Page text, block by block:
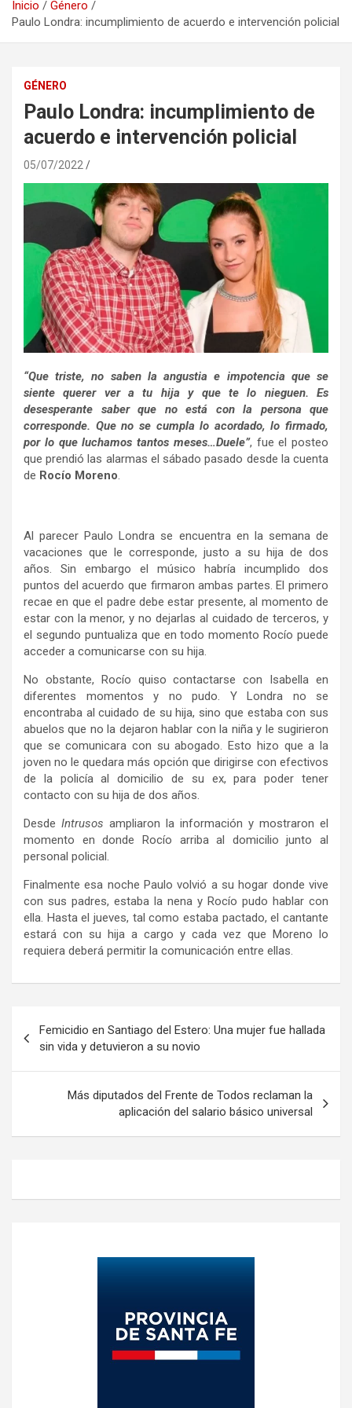
Inicio
Género
Paulo Londra: incumplimiento de acuerdo e intervención policial
GÉNERO
Paulo Londra: incumplimiento de
acuerdo e intervención policial
05/07/2022
“Que triste, no saben la angustia e impotencia que se
siente querer ver a tu hija y que te lo nieguen. Es
desesperante saber que no está con la persona que
corresponde. Que no se cumpla lo acordado, lo firmado,
por lo que luchamos tantos meses…Duele”, fue el posteo
que prendió las alarmas el sábado pasado desde la cuenta
de Rocío Moreno.
Al parecer Paulo Londra se encuentra en la semana de
vacaciones que le corresponde, justo a su hija de dos
años. Sin embargo el músico habría incumplido dos
puntos del acuerdo que firmaron ambas partes. El primero
recae en que el padre debe estar presente, al momento de
estar con la menor, y no dejarlas al cuidado de terceros, y
el segundo puntualiza que en todo momento Rocío puede
acceder a comunicarse con su hija.
No obstante, Rocío quiso contactarse con Isabella en
diferentes momentos y no pudo. Y Londra no se
encontraba al cuidado de su hija, sino que estaba con sus
abuelos que no la dejaron hablar con la niña y le sugirieron
que se comunicara con su abogado. Esto hizo que a la
joven no le quedara más opción que dirigirse con efectivos
de la policía al domicilio de su ex, para poder tener
contacto con su hija de dos años.
Desde Intrusos ampliaron la información y mostraron el
momento en donde Rocío arriba al domicilio junto al
personal policial.
Finalmente esa noche Paulo volvió a su hogar donde vive
con sus padres, estaba la nena y Rocío pudo hablar con
ella. Hasta el jueves, tal como estaba pactado, el cantante
estará con su hija a cargo y cada vez que Moreno lo
requiera deberá permitir la comunicación entre ellas.
de
entradas
Femicidio en Santiago del Estero: Una mujer fue hallada
sin vida y detuvieron a su novio
Más diputados del Frente de Todos reclaman la
aplicación del salario básico universal